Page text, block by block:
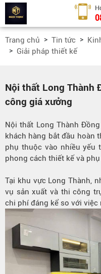
Trang chủ Tin tức
Giải pháp thiết kế
Nội thất Long Thành
công giá xưởng
Nội thất Long Thành
khách hàng bắt đầu hoàn
phụ thuộc vào nhiều yếu
phong cách thiết kế và
Tại khu vực Long Thành,
vụ sản xuất và thi công
chi phí đáng kể so với việc